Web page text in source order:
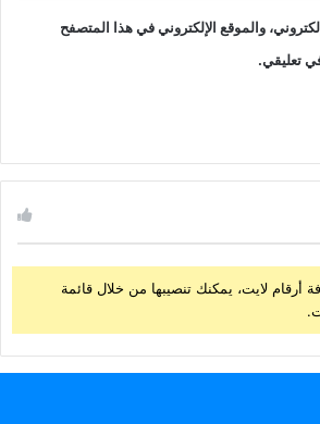
والموقع الإلكتروني في هذا المتصفح
تعليقي.
أرقام لايت، يمكنك تنصيبها من خلال قائمة